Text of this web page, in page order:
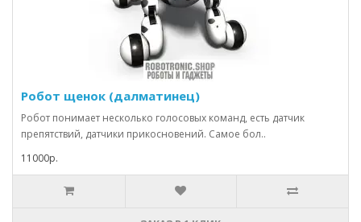
Робот щенок (далматинец)
Робот понимает несколько голосовых команд, есть датчик
препятствий, датчики прикосновений. Самое бол..
11000р.